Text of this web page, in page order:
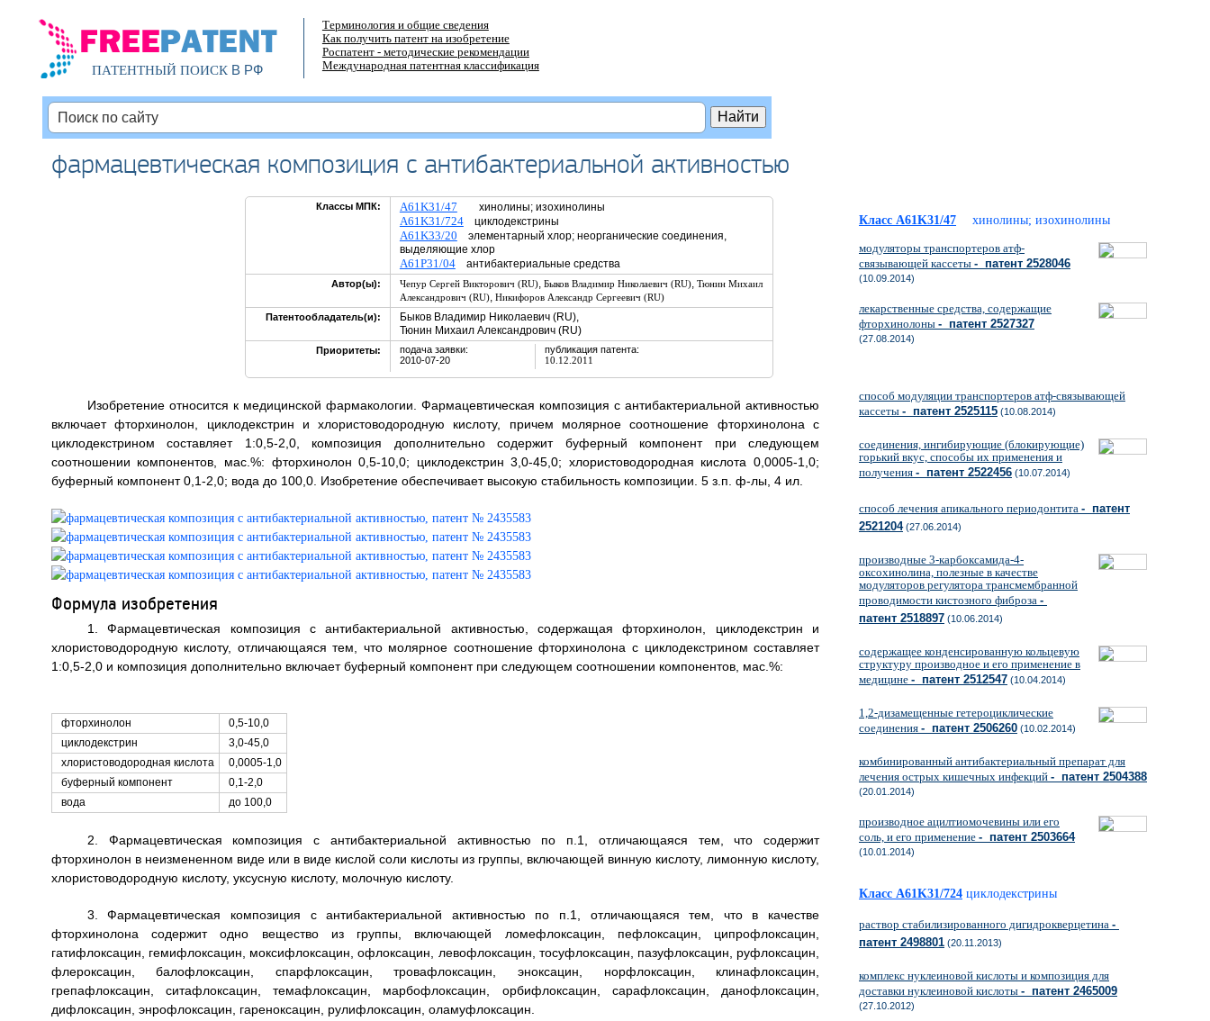
ПАТЕНТНЫЙ ПОИСКВ РФ
Терминология и общие сведения
Как получить патент на изобретение
Роспатент - методические рекомендации
Международная патентная классификация
фармацевтическая композиция с антибактериальной активностью
Классы МПК: A61K31/47 хинолины; изохинолины
A61K31/724циклодекстрины
A61K33/20 элементарный хлор; неорганические соединения,
выделяющие хлор
A61P31/04антибактериальные средства
Автор(ы): Чепур Сергей Викторович (RU), Быков Владимир Николаевич (RU), Тюнин Михаил
Александрович (RU), Никифоров Александр Сергеевич (RU)
Патентообладатель(и):
Быков Владимир Николаевич (RU),
Тюнин Михаил Александрович (RU)
Приоритеты:
подача заявки:
2010-07-20
публикация патента:
10.12.2011
Изобретение относится к медицинской фармакологии. Фармацевтическая композиция с антибактериальной активностью
включает фторхинолон, циклодекстрин и хлористоводородную кислоту, причем молярное соотношение фторхинолона с
циклодекстрином составляет 1:0,5-2,0, композиция дополнительно содержит буферный компонент при следующем
соотношении компонентов, мас.%: фторхинолон 0,5-10,0; циклодекстрин 3,0-45,0; хлористоводородная кислота 0,0005-1,0;
буферный компонент 0,1-2,0; вода до 100,0. Изобретение обеспечивает высокую стабильность композиции. 5 з.п. ф-лы, 4 ил.
Формула изобретения
1. Фармацевтическая композиция с антибактериальной активностью, содержащая фторхинолон, циклодекстрин и
хлористоводородную кислоту, отличающаяся тем, что молярное соотношение фторхинолона с циклодекстрином составляет
1:0,5-2,0 и композиция дополнительно включает буферный компонент при следующем соотношении компонентов, мас.%:
фторхинолон
0,5-10,0
циклодекстрин
3,0-45,0
хлористоводородная кислота
0,0005-1,0
буферный компонент
0,1-2,0
вода
до 100,0
2. Фармацевтическая композиция с антибактериальной активностью по п.1, отличающаяся тем, что содержит
фторхинолон в неизмененном виде или в виде кислой соли кислоты из группы, включающей винную кислоту, лимонную кислоту,
хлористоводородную кислоту, уксусную кислоту, молочную кислоту.
3. Фармацевтическая композиция с антибактериальной активностью по п.1, отличающаяся тем, что в качестве
фторхинолона содержит одно вещество из группы, включающей ломефлоксацин, пефлоксацин, ципрофлоксацин,
гатифлоксацин, гемифлоксацин, моксифлоксацин, офлоксацин, левофлоксацин, тосуфлоксацин, пазуфлоксацин, руфлоксацин,
флероксацин, балофлоксацин, спарфлоксацин, тровафлоксацин, эноксацин, норфлоксацин, клинафлоксацин,
грепафлоксацин, ситафлоксацин, темафлоксацин, марбофлоксацин, орбифлоксацин, сарафлоксацин, данофлоксацин,
дифлоксацин, энрофлоксацин, гареноксацин, рулифлоксацин, оламуфлоксацин.
Класс A61K31/47 хинолины; изохинолины
модуляторы транспортеров атф-
связывающей кассеты - патент 2528046
(10.09.2014)
лекарственные средства, содержащие
фторхинолоны - патент 2527327
(27.08.2014)
способ модуляции транспортеров атф-связывающей
кассеты - патент 2525115 (10.08.2014)
соединения, ингибирующие (блокирующие)
горький вкус, способы их применения и
получения - патент 2522456 (10.07.2014)
способ лечения апикального периодонтита - патент
2521204(27.06.2014)
производные 3-карбоксамида-4-
оксохинолина, полезные в качестве
модуляторов регулятора трансмембранной
проводимости кистозного фиброза -
патент 2518897 (10.06.2014)
содержащее конденсированную кольцевую
структуру производное и его применение в
медицине - патент 2512547 (10.04.2014)
1,2-дизамещенные гетероциклические
соединения - патент 2506260 (10.02.2014)
комбинированный антибактериальный препарат для
лечения острых кишечных инфекций - патент 2504388
(20.01.2014)
производное ацилтиомочевины или его
соль, и его применение - патент 2503664
(10.01.2014)
Класс A61K31/724 циклодекстрины
раствор стабилизированного дигидрокверцетина -
патент 2498801 (20.11.2013)
комплекс нуклеиновой кислоты и композиция для
доставки нуклеиновой кислоты - патент 2465009
(27.10.2012)